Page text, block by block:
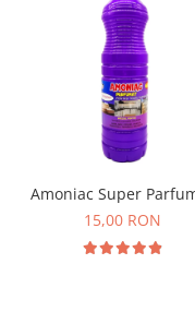
Amoniac Super
15,00 RON